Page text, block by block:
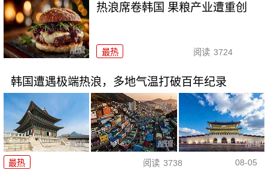
热浪席卷韩国 果粮产业遭重创
最热 阅读 3724
韩国遭遇极端热浪，多地气温打破百年纪录
最热 阅读 3738 08-05